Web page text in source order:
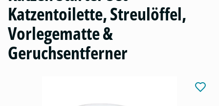
Katzentoilette, Streulöffel,
Vorlegematte &
Geruchsentferner